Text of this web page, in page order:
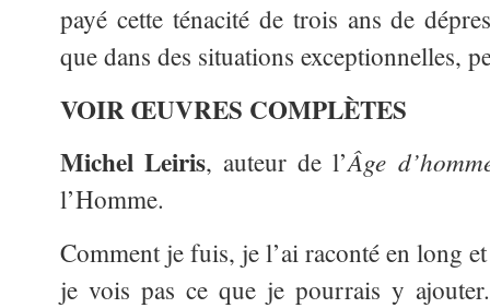
payé cette ténacité de trois ans de
que dans des situations exceptionnelles,
VOIR ŒUVRES COMPLÈTES
Michel Leiris, auteur de l’Âge
l’Homme.
Comment je fuis, je l’ai raconté en long
je vois pas ce que je pourrais y